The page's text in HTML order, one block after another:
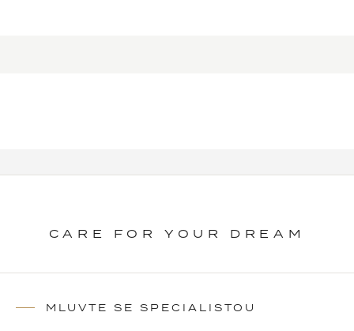
CARE FOR YOUR DREAM
MLUVTE SE SPECIALISTOU